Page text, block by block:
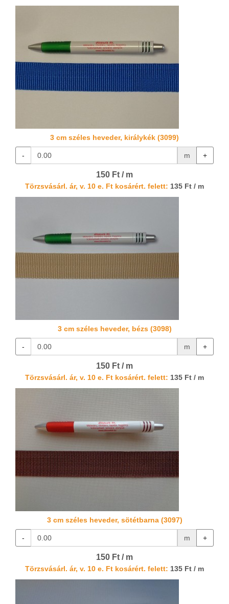
3 cm széles heveder, királykék (3099)
- m +
150 Ft / m
Törzsvásárl. ár, v. 10 e. Ft kosárért. felett: 135 Ft / m
3 cm széles heveder, bézs (3098)
- m +
150 Ft / m
Törzsvásárl. ár, v. 10 e. Ft kosárért. felett: 135 Ft / m
3 cm széles heveder, sötétbarna (3097)
- m +
150 Ft / m
Törzsvásárl. ár, v. 10 e. Ft kosárért. felett: 135 Ft / m